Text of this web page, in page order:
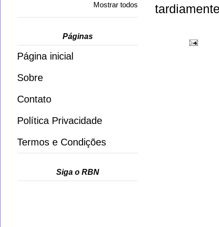
Mostrar todos
Páginas
Página inicial
Sobre
Contato
Política Privacidade
Termos e Condições
Siga o RBN